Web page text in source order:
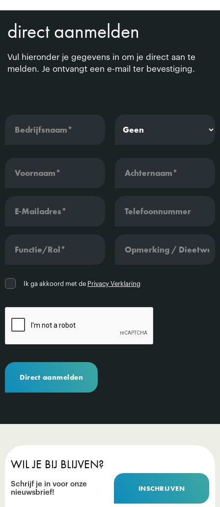
direct aanmelden
Vul hieronder je gegevens in om je direct aan te
melden. Je ontvangt een e-mail ter bevestiging.
Ik ga akkoord met de Privacy Verklaring
WIL JE BIJ BLIJVEN?
Schrijf je in voor onze
nieuwsbrief!
INSCHRIJVEN